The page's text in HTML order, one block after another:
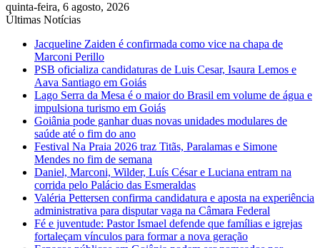
quinta-feira, 6 agosto, 2026
Últimas Notícias
Jacqueline Zaiden é confirmada como vice na chapa de
Marconi Perillo
PSB oficializa candidaturas de Luis Cesar, Isaura Lemos e
Aava Santiago em Goiás
Lago Serra da Mesa é o maior do Brasil em volume de água e
impulsiona turismo em Goiás
Goiânia pode ganhar duas novas unidades modulares de
saúde até o fim do ano
Festival Na Praia 2026 traz Titãs, Paralamas e Simone
Mendes no fim de semana
Daniel, Marconi, Wilder, Luís César e Luciana entram na
corrida pelo Palácio das Esmeraldas
Valéria Pettersen confirma candidatura e aposta na experiência
administrativa para disputar vaga na Câmara Federal
Fé e juventude: Pastor Ismael defende que famílias e igrejas
fortaleçam vínculos para formar a nova geração